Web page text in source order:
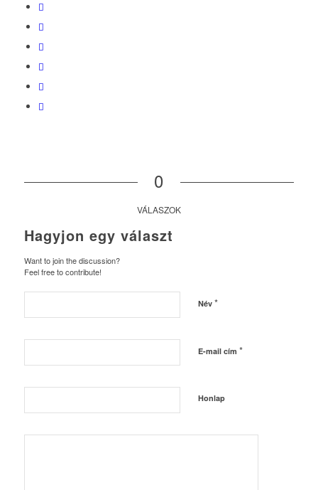
0
VÁLASZOK
Hagyjon egy választ
Want to join the discussion?
Feel free to contribute!
Név *
E-mail cím *
Honlap